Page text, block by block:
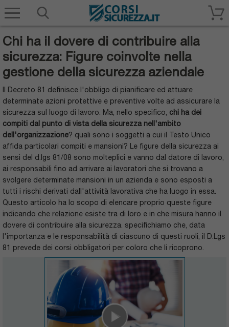
Chi ha il dovere di contribuire alla
sicurezza: Figure coinvolte nella
gestione della sicurezza aziendale
Il Decreto 81 definisce l'obbligo di pianificare ed attuare
determinate azioni protettive e preventive volte ad assicurare la
sicurezza sul luogo di lavoro. Ma, nello specifico, chi ha dei
compiti dal punto di vista della sicurezza nell'ambito
dell'organizzazione? quali sono i soggetti a cui il Testo Unico
affida particolari compiti e mansioni? Le figure della sicurezza ai
sensi del d.lgs 81/08 sono molteplici e vanno dal datore di lavoro,
ai responsabili fino ad arrivare ai lavoratori che si trovano a
svolgere determinate mansioni in un azienda e sono esposti a
tutti i rischi derivati dall'attività lavorativa che ha luogo in essa.
Questo articolo ha lo scopo di elencare proprio queste figure
indicando che relazione esiste tra di loro e in che misura hanno il
dovere di contribuire alla sicurezza. specifichiamo che, data
l'importanza e le responsabilità di ciascuno di questi ruoli, il D.Lgs
81 prevede dei corsi obbligatori per coloro che li ricoprono.